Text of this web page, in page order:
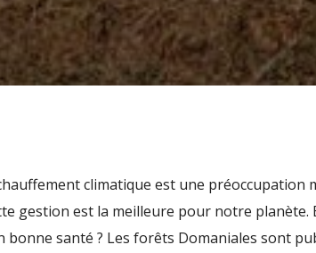
climatique est une préoccupation
gestion est la meilleure pour notre planète.
santé ? Les forêts Domaniales sont